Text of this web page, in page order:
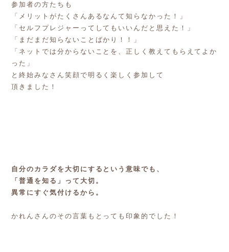
参加者の方たちも
「メリットがたくさんあるなんて知らなかった！」
「セルフプレジャーってしてもいいんだと思えた！」
「まだまだ知らないことばかり！！」
「ネットでは分からないことを、正しく教えてもらえてよか
った」
と終始みなさん笑顔で明るく楽しく参加して
頂きました！
自分のカラダを大切にするという意味でも、
「普通を知る」って大切。
異常にすぐ気付けるから。
かれんさんのその言葉もとっても印象的でした！